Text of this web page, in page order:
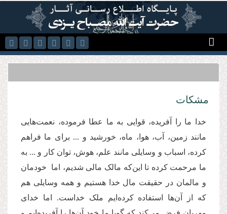
رفتن به محتوای اصلی
مشكات
خدا ما را آفریده، قوایی به ما عطا فرموده، نعمت‌هایی
مانند زمین، آب، هوا، ماه، خورشید و ... برای ما فراهم
کرده، اسباب و وسایلی مانند علم، هوش، توان کار و ... به
ما مرحمت کرده تا این‌که مالک مالی شدیم، اما خودمان
و مالمان در حقیقت مال خدا هستیم و همه وسایلی هم
که از آن‌ها استفاده کرده‌ایم ملک خداست. اما خدای